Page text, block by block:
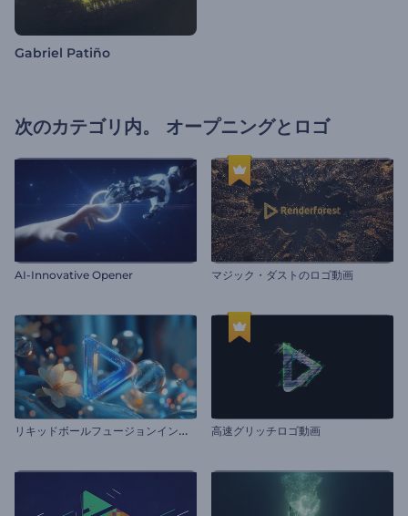
Gabriel Patiño
次のカテゴリ内。 オープニングとロゴ
AI-Innovative Opener マジック・ダストのロゴ動画
リ
キッドボールフュージョンイントロ 高速グリッチロゴ動画